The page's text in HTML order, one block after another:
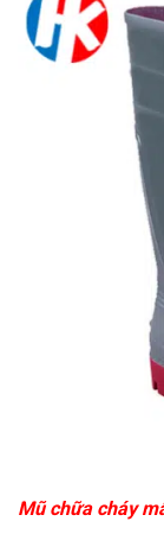
Mũ chữa cháy